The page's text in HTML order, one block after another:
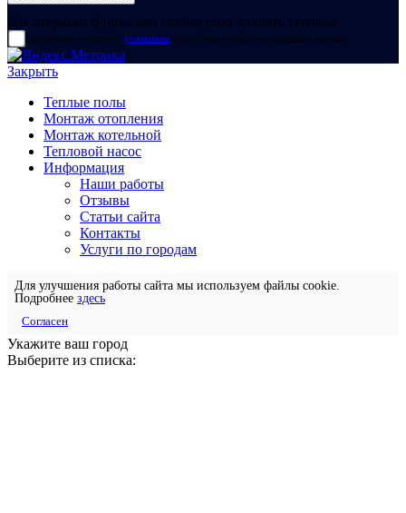
Для отправки формы вам необходимо принять условия:
прочитал и согласен с условиями обработки своих персональных данных
Закрыть
Теплые полы
Монтаж отопления
Монтаж котельной
Тепловой насос
Информация
Наши работы
Отзывы
Статьи сайта
Контакты
Услуги по городам
Для улучшения работы сайта мы используем файлы cookie.
Подробнее здесь
Согласен
Укажите ваш город
Выберите из списка: